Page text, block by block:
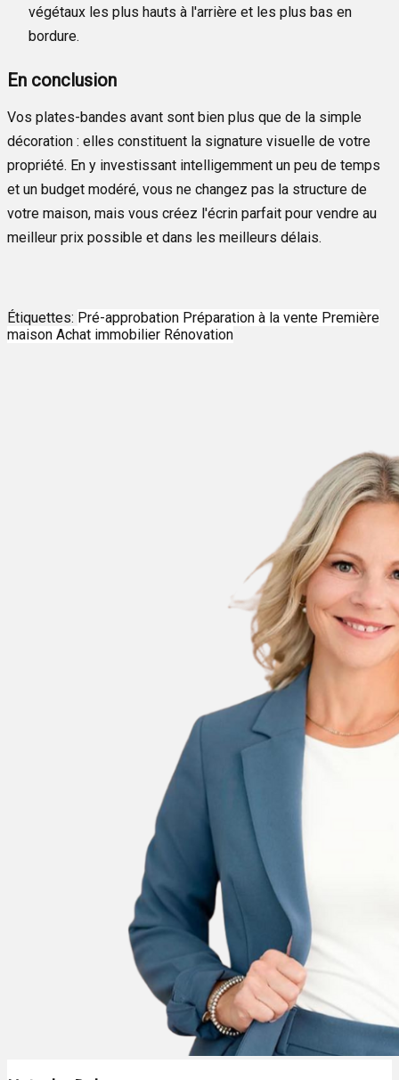
végétaux les plus hauts à l'arrière et les plus bas en
bordure.
En conclusion
Vos plates-bandes avant sont bien plus que de la simple
décoration : elles constituent la signature visuelle de votre
propriété. En y investissant intelligemment un peu de temps
et un budget modéré, vous ne changez pas la structure de
votre maison, mais vous créez l'écrin parfait pour vendre au
meilleur prix possible et dans les meilleurs délais.
Étiquettes: Pré-approbation Préparation à la vente Première
maison Achat immobilier Rénovation